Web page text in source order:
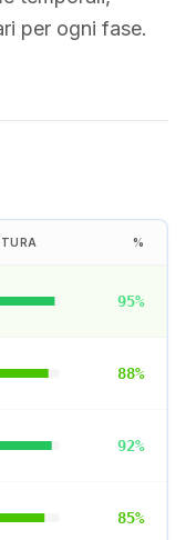
per ogni fase.
%
95%
88%
92%
85%